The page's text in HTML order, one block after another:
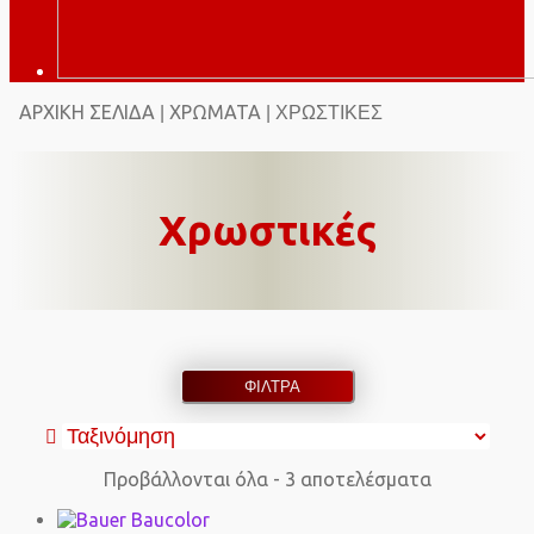
ΑΡΧΙΚΉ ΣΕΛΊΔΑ ΧΡΏΜΑΤΑ | ΧΡΩΣΤΙΚΈΣ
Χρωστικές
ΦΙΛΤΡΑ
Προβάλλονται όλα - 3 αποτελέσματα